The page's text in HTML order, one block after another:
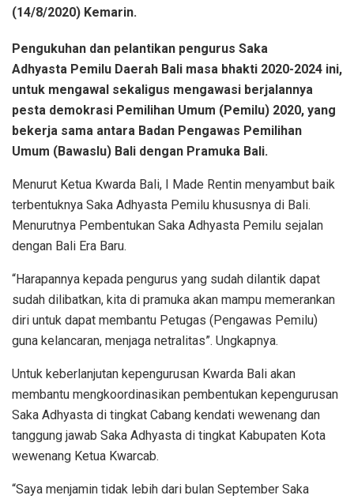
(14/8/2020) Kemarin.
Pengukuhan dan pelantikan pengurus Saka
Adhyasta Pemilu Daerah Bali masa bhakti 2020-2024 ini,
untuk mengawal sekaligus mengawasi berjalannya
pesta demokrasi Pemilihan Umum (Pemilu) 2020, yang
bekerja sama antara Badan Pengawas Pemilihan
Umum (Bawaslu) Bali dengan Pramuka Bali.
Menurut Ketua Kwarda Bali, I Made Rentin menyambut baik
terbentuknya Saka Adhyasta Pemilu khususnya di Bali.
Menurutnya Pembentukan Saka Adhyasta Pemilu sejalan
dengan Bali Era Baru.
“Harapannya kepada pengurus yang sudah dilantik dapat
sudah dilibatkan, kita di pramuka akan mampu memerankan
diri untuk dapat membantu Petugas (Pengawas Pemilu)
guna kelancaran, menjaga netralitas”. Ungkapnya.
Untuk keberlanjutan kepengurusan Kwarda Bali akan
membantu mengkoordinasikan pembentukan kepengurusan
Saka Adhyasta di tingkat Cabang kendati wewenang dan
tanggung jawab Saka Adhyasta di tingkat Kabupaten Kota
wewenang Ketua Kwarcab.
“Saya menjamin tidak lebih dari bulan September Saka